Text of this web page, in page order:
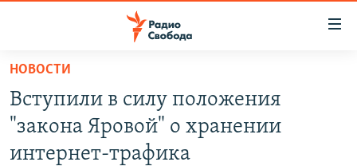
упрощенного
доступа
Вернуться
основному
ПОДКАСТЫ
АВТОРСКИЕ ПРОЕКТЫ
НОВОСТИ
Вступили в силу положения
"закона Яровой" о хранении
интернет-трафика